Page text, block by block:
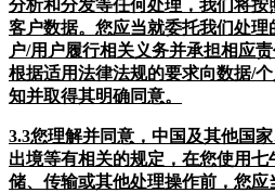
分析和分发等任何处理，我们将
客户数据。您应当就委托我们处
户/用户履行相关义务并承担相应
根据适用法律法规的要求向数据/
知并取得其明确同意。
3.3您理解并同意，中国及其他国
出境等有相关的规定，在您使用
储、传输或其他处理操作前，您